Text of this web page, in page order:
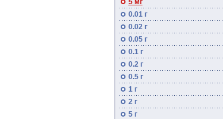
5 мг
0.01 г
0.02 г
0.05 г
0.1 г
0.2 г
0.5 г
1 г
2 г
5 г